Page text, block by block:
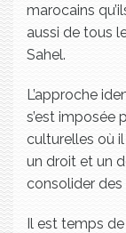
marocains
aussi de tous
Sahel.
L’approche
s’est imposée
culturelles où
un droit et un
consolider
Il est temps